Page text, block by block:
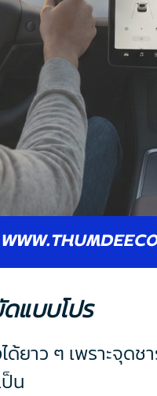
แบบโปร
ด้ยาว ๆ เพราะจุ
น